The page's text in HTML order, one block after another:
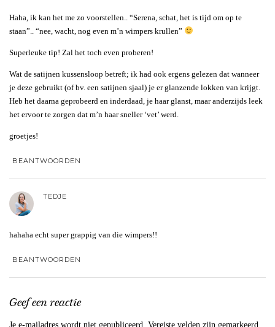
Haha, ik kan het me zo voorstellen.. “Serena, schat, het is tijd om op te
staan”.. “nee, wacht, nog even m’n wimpers krullen”
Superleuke tip! Zal het toch even proberen!
Wat de satijnen kussensloop betreft; ik had ook ergens gelezen dat wanneer
je deze gebruikt (of bv. een satijnen sjaal) je er glanzende lokken van krijgt.
Heb het daarna geprobeerd en inderdaad, je haar glanst, maar anderzijds leek
het ervoor te zorgen dat m’n haar sneller ‘vet’ werd.
groetjes!
BEANTWOORDEN
TEDJE
hahaha echt super grappig van die wimpers!!
BEANTWOORDEN
Geef een reactie
Je e-mailadres wordt niet gepubliceerd. Vereiste velden zijn gemarkeerd